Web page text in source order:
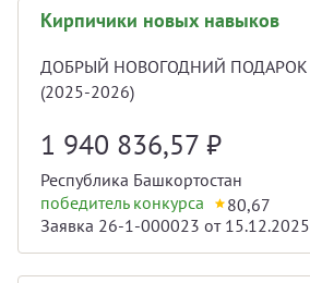
Кирпичики новых навыков
ДОБРЫЙ НОВОГОДНИЙ ПОДАРОК
(2025-2026)
1 940 836,57 ₽
Республика Башкортостан
победитель конкурса
80,67
Заявка 26-1-000023 от 15.12.2025